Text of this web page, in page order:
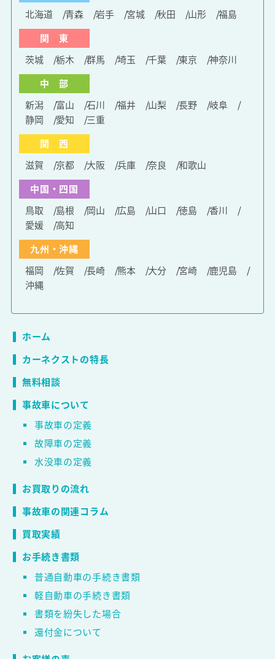
北海道
青森 岩手 宮城 秋田 山形
福島
関 東
茨城
栃木 群馬 埼玉 千葉 東京
神奈川
中 部
新潟
富山 石川 福井 山梨 長野
岐阜
静岡
愛知
三重
関 西
滋賀
京都 大阪 兵庫 奈良
和歌山
中国・四国
鳥取
島根 岡山 広島 山口 徳島
香川
愛媛
高知
九州・沖縄
福岡
佐賀 長崎 熊本 大分 宮崎
鹿児島
沖縄
ホーム
カーネクストの特長
無料相談
事故車について
事故車の定義
故障車の定義
水没車の定義
お買取りの流れ
事故車の関連コラム
買取実績
お手続き書類
普通自動車の手続き書類
軽自動車の手続き書類
書類を紛失した場合
還付金について